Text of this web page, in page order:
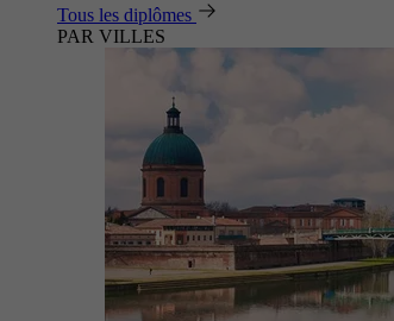
Tous les diplômes
PAR VILLES